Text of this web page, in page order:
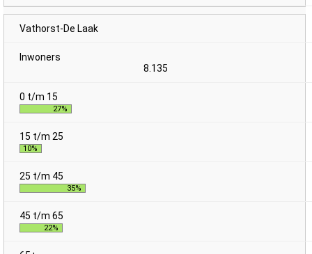
Vathorst-De Laak
8.135
27%
10%
35%
22%